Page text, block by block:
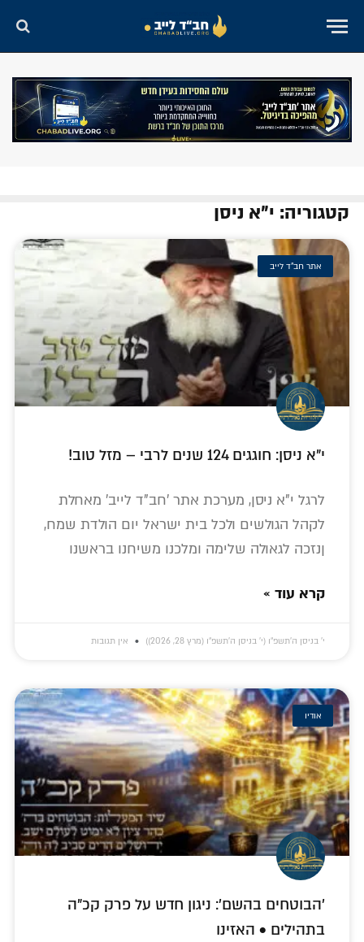
קטגוריה: י"א ניסן
אתר חב"ד לייב
י"א ניסן: חוגגים 124 שנים לרבי – מזל טוב!
לרגל י"א ניסן, מערכת אתר 'חב"ד לייב' מאחלת
לקהל הגולשים ולכל בית ישראל יום הולדת שמח,
ןנזכה לגאולה שלימה ומלכנו משיחנו בראשנו
קרא עוד »
י׳ בניסן ה׳תשפ״ו (י׳ בניסן ה׳תשפ״ו (מרץ 28, 2026)) אין תגובות
אודיו
'הבוטחים בהשם': ניגון חדש על פרק קכ"ה
בתהילים • האזינו